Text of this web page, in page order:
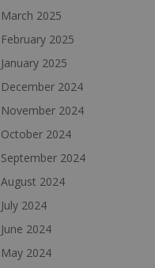
March 2025
February 2025
January 2025
December 2024
November 2024
October 2024
September 2024
August 2024
July 2024
June 2024
May 2024